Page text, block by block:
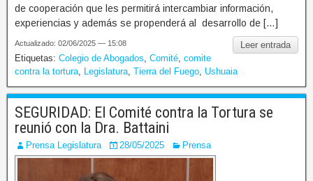
de cooperación que les permitirá intercambiar información,
experiencias y además se propenderá al desarrollo de […]
Leer entrada
Actualizado: 02/06/2025 — 15:08
Etiquetas: Colegio de Abogados Comité comite
contra la tortura
Legislatura Tierra del Fuego Ushuaia
SEGURIDAD: El Comité contra la Tortura se
reunió con la Dra. Battaini
Prensa Legislatura 28/05/2025 Prensa